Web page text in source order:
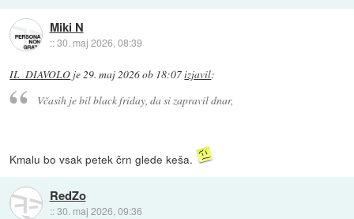
Miki N
::30. maj 2026, 08:39
IL_DIAVOLO je29. maj 2026 ob 18:07izjavil:
Včasih je bil black friday, da si zapravil dnar,
Kmalu bo vsak petek črn glede keša.
RedZo
::30. maj 2026, 09:36